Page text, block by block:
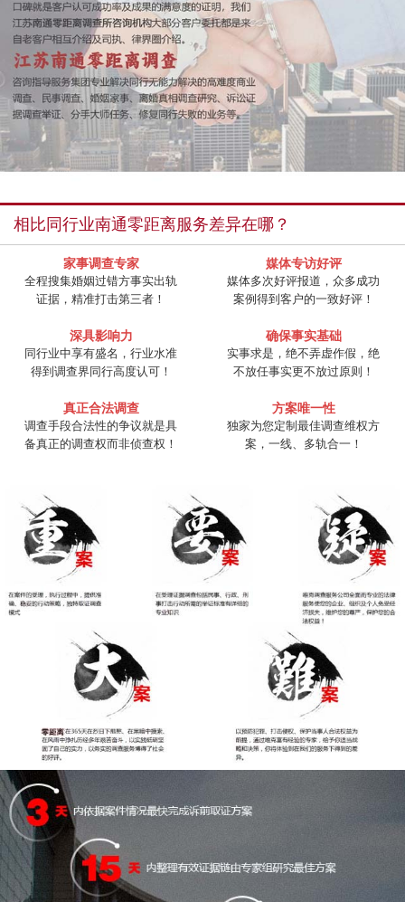
相比同行业南通零距离服务差异在哪？
家事调查专家
全程搜集婚姻过错方事实出轨
证据，精准打击第三者！
媒体专访好评
媒体多次好评报道，众多成功
案例得到客户的一致好评！
深具影响力
同行业中享有盛名，行业水准
得到调查界同行高度认可！
确保事实基础
实事求是，绝不弄虚作假，绝
不放任事实更不放过原则！
真正合法调查
调查手段合法性的争议就是具
备真正的调查权而非侦查权！
方案唯一性
独家为您定制最佳调查维权方
案，一线、多轨合一！